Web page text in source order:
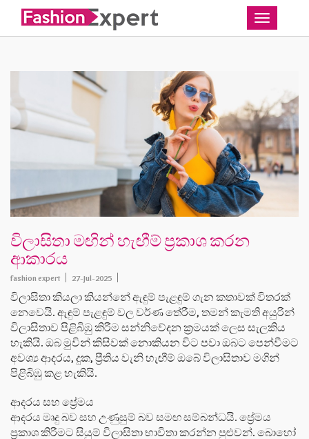
Toggle
විලාසිතා මඟින් හැඟීම් ප්‍රකාශ කරන
ආකාරය
fashion expert 27-Jul-2025
විලාසිතා කියලා කියන්නේ ඇඳුම් පැළඳුම් ගැන කතාවක් විතරක්
නෙවෙයි. ඇඳුම් පැළඳුම් වල වර්ණ තේරීම, තමන් කැමති අයුරින්
විලාසිතාව පිළිබිඹු කිරීම සන්නිවේදන ක්‍රමයක් ලෙස සැලකිය
හැකියි. ඔබ මුවින් කිසිවක් නොකියන විට පවා ඔබට පෙන්වීමට
අවශ්‍ය ආදරය, දුක, ප්‍රීතිය වැනි හැඟීම් ඔබේ විලාසිතාව මගින්
පිළිබිඹු කළ හැකියි.
ආදරය සහ ප්‍රේමය
ආදරය මෘදු බව සහ උණුසුම් බව සමඟ සම්බන්ධයි. ප්‍රේමය
ප්‍රකාශ කිරීමට සියුම් විලාසිතා භාවිතා කරන්න පුළුවන්. බොහෝ